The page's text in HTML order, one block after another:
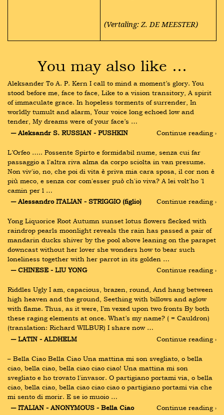
(Vertaling: Z. DE MEESTER)
You may also like …
Aleksander To A. P. Kern I call to mind a moment’s glory. You
stood before me, face to face, Like to a vision transitory, A spirit
of immaculate grace. In hopeless torments of surrender, In
worldly tumult and alarm, Your voice long echoed low and
tender, My dreams were of your face’s …
― Aleksandr S. RUSSIAN - PUSHKIN
Continue reading ›
L’Orfeo ….. Possente Spirto e formidabil nume, senza cui far
passaggio a l'altra riva alma da corpo sciolta in van presume.
Non viv'io, no, che poi di vita è priva mia cara sposa, il cor non è
più meco, e senza cor com'esser può ch'io viva? A lei volt'ho 'l
camin per l …
― Alessandro ITALIAN - STRIGGIO (figlio)
Continue reading ›
Yong Liquorice Root Autumn sunset lotus flowers flecked with
raindrop pearls moonlight reveals the rain has passed a pair of
mandarin ducks shiver by the pool above leaning on the parapet
downcast without her lover she wonders how to bear such
loneliness together with her parrot in its golden …
― CHINESE - LIU YONG
Continue reading ›
Riddles Ugly I am, capacious, brazen, round, And hang between
high heaven and the ground, Seething with billows and aglow
with flame. Thus, as it were, I’m vexed upon two fronts By both
these raging elements at once. What’s my name? ( = Cauldron)
(translation: Richard WILBUR) I share now …
― LATIN - ALDHELM
Continue reading ›
– Bella Ciao Bella Ciao Una mattina mi son svegliato, o bella
ciao, bella ciao, bella ciao ciao ciao! Una mattina mi son
svegliato e ho trovato l'invasor. O partigiano portami via, o bella
ciao, bella ciao, bella ciao ciao ciao o partigiano portami via che
mi sento di morir. E se io muoio …
― ITALIAN - ANONYMOUS - Bella Ciao
Continue reading ›